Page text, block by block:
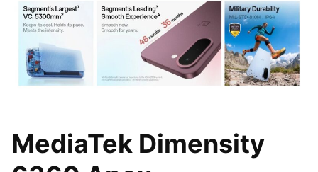
MediaTek Dimensity